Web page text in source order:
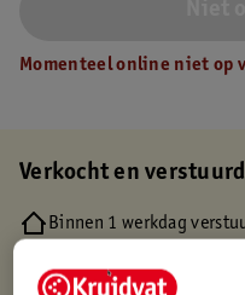
Momenteel online niet op
Verkocht en
Binnen 1 werkdag
Gratis retourneren via